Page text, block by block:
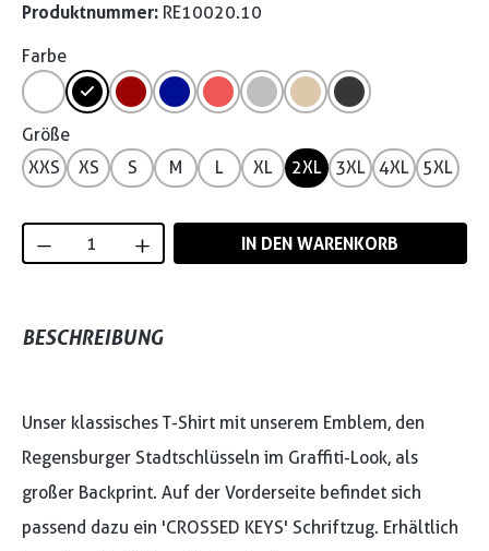
Produktnummer: RE10020.10
Farbe
Größe
XXS
XS S M L XL 2XL 3XL 4XL 5XL
Produkt Anzahl: Gib den gewünschten
IN DEN WARENKORB
BESCHREIBUNG
Unser klassisches T-Shirt mit unserem Emblem, den
Regensburger Stadtschlüsseln im Graffiti-Look, als
großer Backprint. Auf der Vorderseite befindet sich
passend dazu ein 'CROSSED KEYS' Schriftzug. Erhältlich